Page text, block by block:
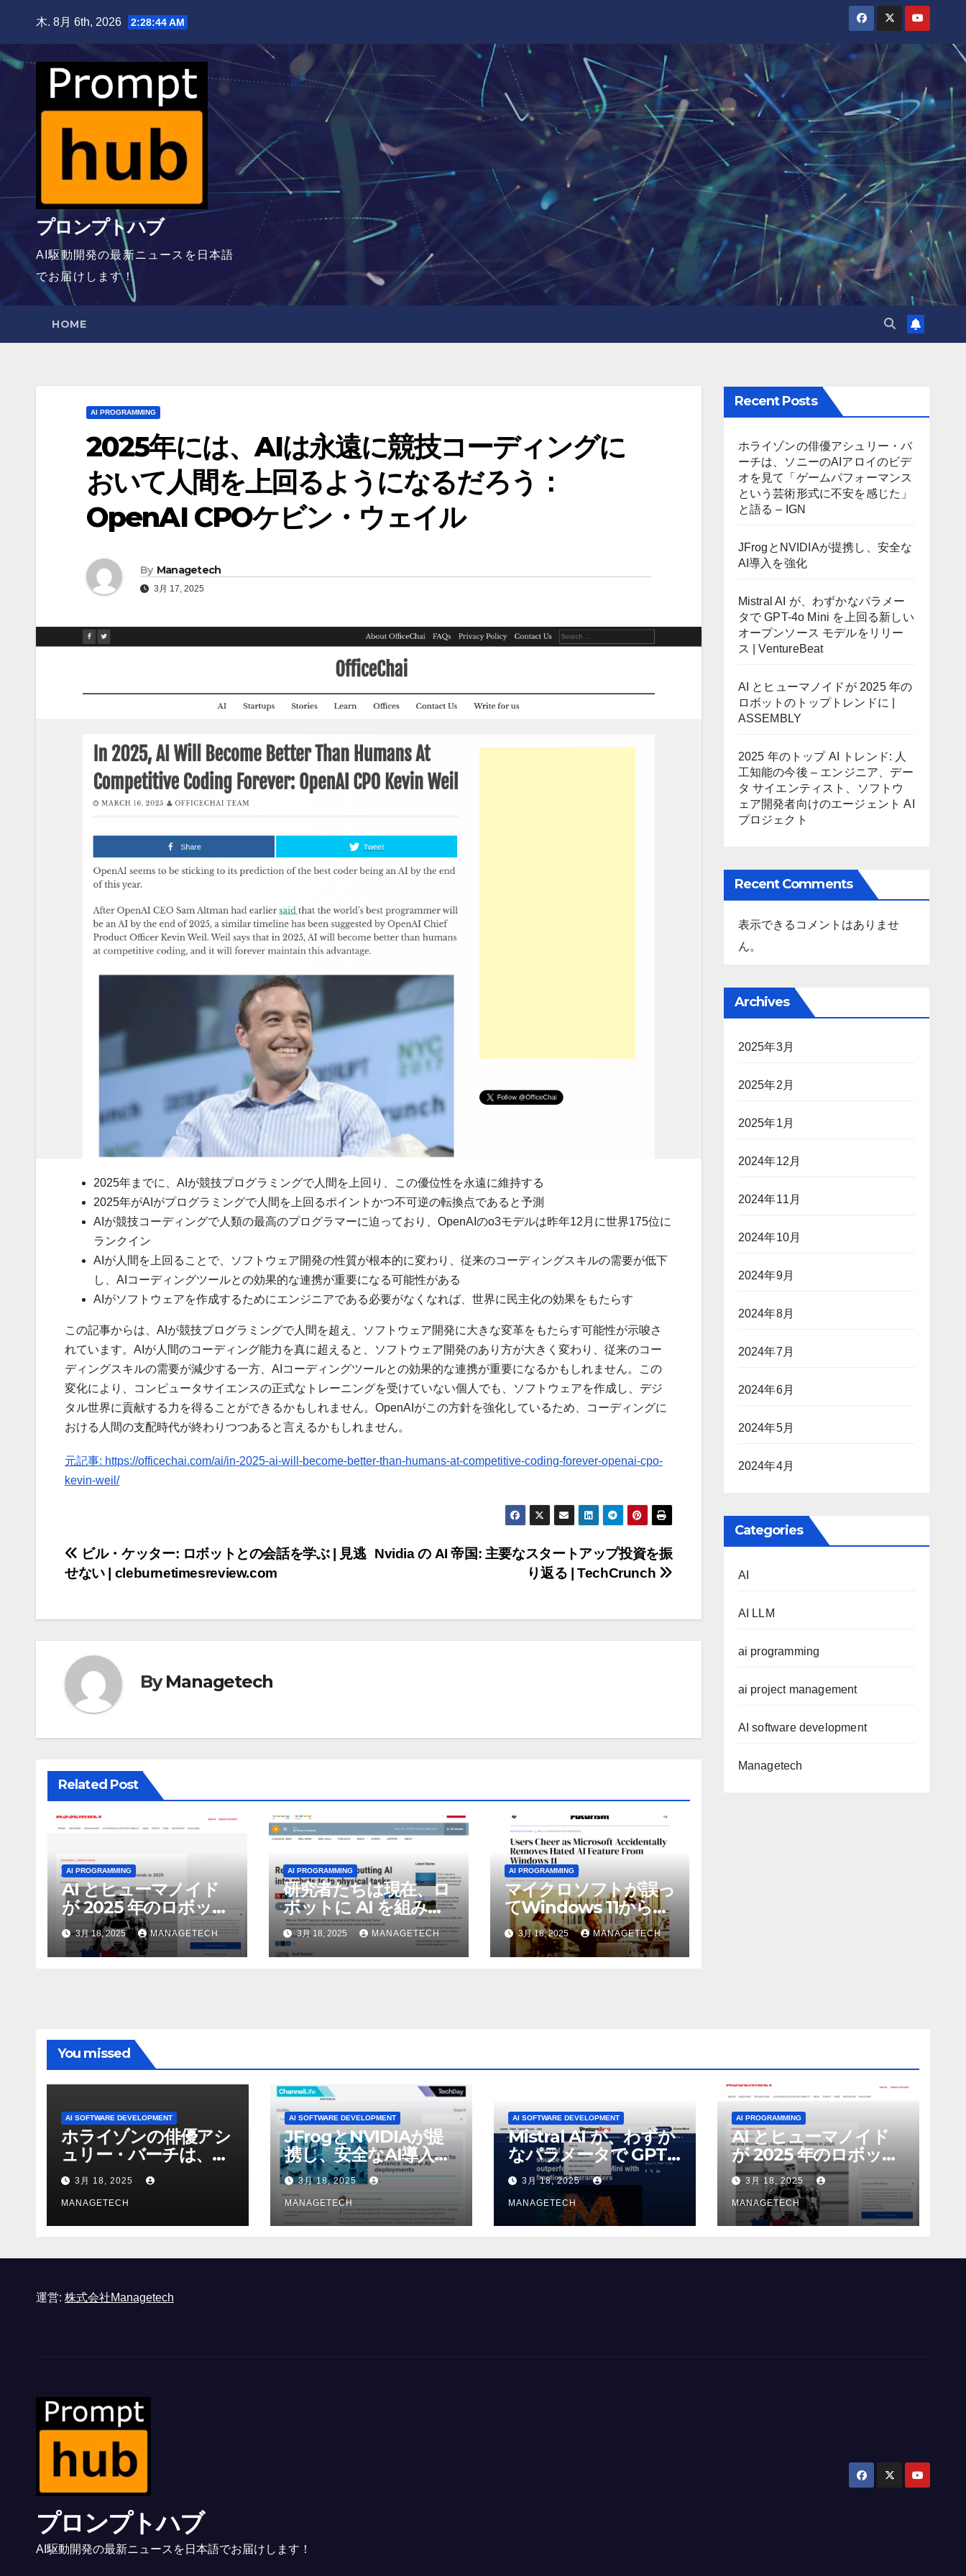
content
木. 8月 6th, 2026 2:28:46 AM
プロンプトハブ
AI駆動開発の最新ニュースを日本語
でお届けします！
HOME
AI PROGRAMMING
2025年には、AIは永遠に競技コーディングに
おいて人間を上回るようになるだろう：
OpenAI CPOケビン・ウェイル
By Managetech
3月 17, 2025
2025年までに、AIが競技プログラミングで人間を上回り、この優位性を永遠に維持する
2025年がAIがプログラミングで人間を上回るポイントかつ不可逆の転換点であると予測
AIが競技コーディングで人類の最高のプログラマーに迫っており、OpenAIのo3モデルは昨年12月に世界175位に
ランクイン
AIが人間を上回ることで、ソフトウェア開発の性質が根本的に変わり、従来のコーディングスキルの需要が低下
し、AIコーディングツールとの効果的な連携が重要になる可能性がある
AIがソフトウェアを作成するためにエンジニアである必要がなくなれば、世界に民主化の効果をもたらす
この記事からは、AIが競技プログラミングで人間を超え、ソフトウェア開発に大きな変革をもたらす可能性が示唆さ
れています。AIが人間のコーディング能力を真に超えると、ソフトウェア開発のあり方が大きく変わり、従来のコー
ディングスキルの需要が減少する一方、AIコーディングツールとの効果的な連携が重要になるかもしれません。この
変化により、コンピュータサイエンスの正式なトレーニングを受けていない個人でも、ソフトウェアを作成し、デジ
タル世界に貢献する力を得ることができるかもしれません。OpenAIがこの方針を強化しているため、コーディングに
おける人間の支配時代が終わりつつあると言えるかもしれません。
元記事: https://officechai.com/ai/in-2025-ai-will-become-better-than-humans-at-competitive-coding-forever-openai-cpo-
kevin-weil/
投
稿
ナ
ゲ
ー
シ
ョ
ン
Nvidia の AI 帝国: 主要なスタートアップ投資を振
り返る | TechCrunch
ビル・ケッター: ロボットとの会話を学ぶ | 見逃
せない | cleburnetimesreview.com
ByManagetech
Related Post
AI PROGRAMMING
AI とヒューマノイド
が 2025 年のロボット
のトップトレンドに |
ASSEMBLY
3月 18, 2025 MANAGETECH
AI PROGRAMMING
研究者たちは現在、ロ
ボットに AI を組み込
んで物理的な作業を実
行させている | ノーザ
ン パブリック ラジオ:
3月 18, 2025 MANAGETECH
AI PROGRAMMING
マイクロソフトが誤っ
てWindows 11から嫌
われているAI機能を削
除したことにユーザー
が歓喜
3月 18, 2025 MANAGETECH
Recent Posts
ホライゾンの俳優アシュリー・バ
ーチは、ソニーのAIアロイのビデ
オを見て「ゲームパフォーマンス
という芸術形式に不安を感じた」
と語る – IGN
JFrogとNVIDIAが提携し、安全な
AI導入を強化
Mistral AI が、わずかなパラメー
タで GPT-4o Mini を上回る新しい
オープンソース モデルをリリー
ス | VentureBeat
AI とヒューマノイドが 2025 年の
ロボットのトップトレンドに |
ASSEMBLY
2025 年のトップ AI トレンド: 人
工知能の今後 – エンジニア、デー
タ サイエンティスト、ソフトウ
ェア開発者向けのエージェント AI
プロジェクト
Recent Comments
表示できるコメントはありませ
ん。
Archives
2025年3月
2025年2月
2025年1月
2024年12月
2024年11月
2024年10月
2024年9月
2024年8月
2024年7月
2024年6月
2024年5月
2024年4月
Categories
AI
AI LLM
ai programming
ai project management
AI software development
Managetech
You missed
AI SOFTWARE DEVELOPMENT
ホライゾンの俳優アシ
ュリー・バーチは、ソ
ニーのAIアロイのビデ
オを見て「ゲームパフ
ォーマンスという芸術
形式に不安を感じた」
3月 18, 2025
MANAGETECH
AI SOFTWARE DEVELOPMENT
JFrogとNVIDIAが提
携し、安全なAI導入を
強化
3月 18, 2025
MANAGETECH
AI SOFTWARE DEVELOPMENT
Mistral AI が、わずか
なパラメータで GPT-
4o Mini を上回る新し
いオープンソース モ
デルをリリース |
VentureBeat
3月 18, 2025
MANAGETECH
AI PROGRAMMING
AI とヒューマノイド
が 2025 年のロボット
のトップトレンドに |
ASSEMBLY
3月 18, 2025
MANAGETECH
運営: 株式会社Managetech
プロンプトハブ
AI駆動開発の最新ニュースを日本語でお届けします！